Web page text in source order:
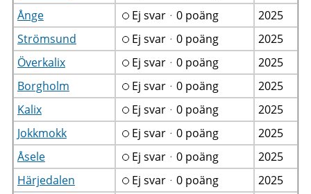
Ånge
Ej svarᆞ0 poäng
2025
Strömsund
Ej svarᆞ0 poäng
2025
Överkalix
Ej svarᆞ0 poäng
2025
Borgholm
Ej svarᆞ0 poäng
2025
Kalix
Ej svarᆞ0 poäng
2025
Jokkmokk
Ej svarᆞ0 poäng
2025
Åsele
Ej svarᆞ0 poäng
2025
Härjedalen
Ej svarᆞ0 poäng
2025